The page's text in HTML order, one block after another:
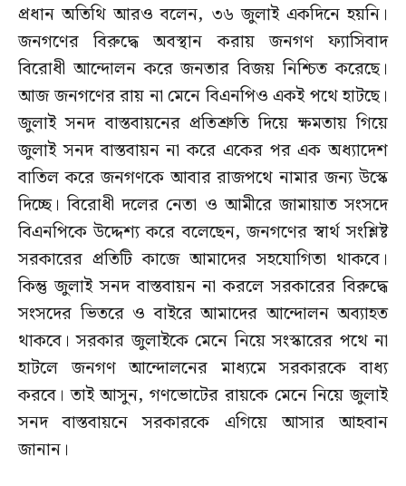
প্রধান অতিথি আরও বলেন, ৩৬ জুলাই একদিনে হয়নি।
জনগণের বিরুদ্ধে অবস্থান করায় জনগণ ফ্যাসিবাদ
বিরোধী আন্দোলন করে জনতার বিজয় নিশ্চিত করেছে।
আজ জনগণের রায় না মেনে বিএনপিও একই পথে হাটছে।
জুলাই সনদ বাস্তবায়নের প্রতিশ্রুতি দিয়ে ক্ষমতায় গিয়ে
জুলাই সনদ বাস্তবায়ন না করে একের পর এক অধ্যাদেশ
বাতিল করে জনগণকে আবার রাজপথে নামার জন্য উস্কে
দিচ্ছে। বিরোধী দলের নেতা ও আমীরে জামায়াত সংসদে
বিএনপিকে উদ্দেশ্য করে বলেছেন, জনগণের স্বার্থ সংশ্লিষ্ট
সরকারের প্রতিটি কাজে আমাদের সহযোগিতা থাকবে।
কিন্তু জুলাই সনদ বাস্তবায়ন না করলে সরকারের বিরুদ্ধে
সংসদের ভিতরে ও বাইরে আমাদের আন্দোলন অব্যাহত
থাকবে। সরকার জুলাইকে মেনে নিয়ে সংস্কারের পথে না
হাটলে জনগণ আন্দোলনের মাধ্যমে সরকারকে বাধ্য
করবে। তাই আসুন, গণভোটের রায়কে মেনে নিয়ে জুলাই
সনদ বাস্তবায়নে সরকারকে এগিয়ে আসার আহবান
জানান।